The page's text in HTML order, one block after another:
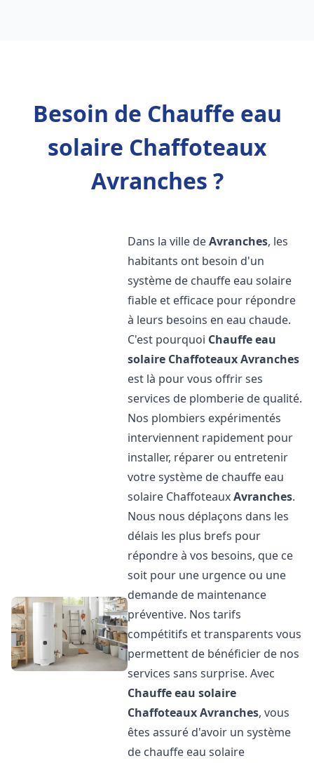
Besoin de Chauffe eau
solaire Chaffoteaux
Avranches ?
Dans la ville deAvranches, les
habitants ont besoin d'un
système de chauffe eau solaire
fiable et efficace pour répondre
à leurs besoins en eau chaude.
C'est pourquoi Chauffe eau
solaire ChaffoteauxAvranches
est là pour vous offrir ses
services de plomberie de qualité.
Nos plombiers expérimentés
interviennent rapidement pour
installer, réparer ou entretenir
votre système de chauffe eau
solaire ChaffoteauxAvranches.
Nous nous déplaçons dans les
délais les plus brefs pour
répondre à vos besoins, que ce
soit pour une urgence ou une
demande de maintenance
préventive. Nos tarifs
compétitifs et transparents vous
permettent de bénéficier de nos
services sans surprise. Avec
Chauffe eau solaire
ChaffoteauxAvranches, vous
êtes assuré d'avoir un système
de chauffe eau solaire